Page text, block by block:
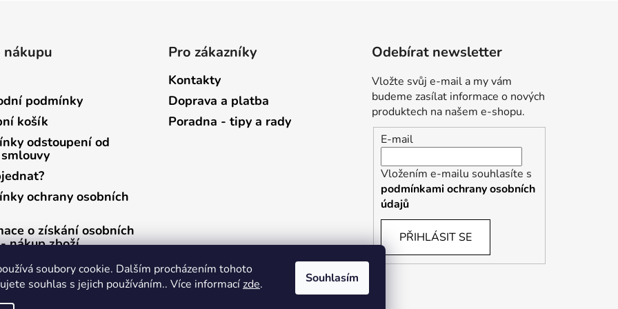
soubory cookie. Dalším procházením tohoto
souhlas s jejich používáním.. Více informacízde. Souhlasím
nákupu
podmínky
košík
odstoupení od
ochrany osobních
o získání osobních
nákup zboží
o získání osobních
zasílání newsletterů
Pro zákazníky
Kontakty
Doprava a platba
Poradna - tipy a rady
Odebírat newsletter
Vložte svůj e-mail a my vám
budeme zasílat informace o nových
produktech na našem e-shopu.
E-mail
Vložením e-mailu souhlasíte s
podmínkami ochrany osobních
údajů
PŘIHLÁSIT SE